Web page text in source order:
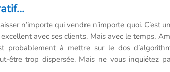
n’importe qui vendre n’importe quoi. C’est
avec ses clients. Mais avec le temps,
à mettre sur le dos
être trop dispersée. Mais ne vous inquiétez